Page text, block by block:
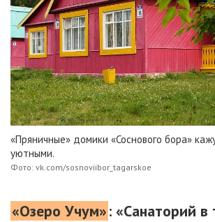
«Пряничные» домики «Соснового бора»
уютными.
Фото: vk.com/sosnoviibor_tagarskoe
«Озеро Учум»: «Санаторий